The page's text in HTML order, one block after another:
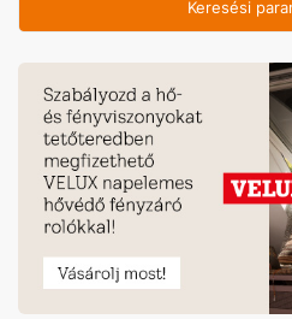
Keresési